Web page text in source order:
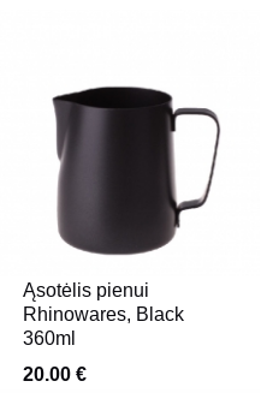
Ąsotėlis pienui
Rhinowares, Black
360ml
20.00 €